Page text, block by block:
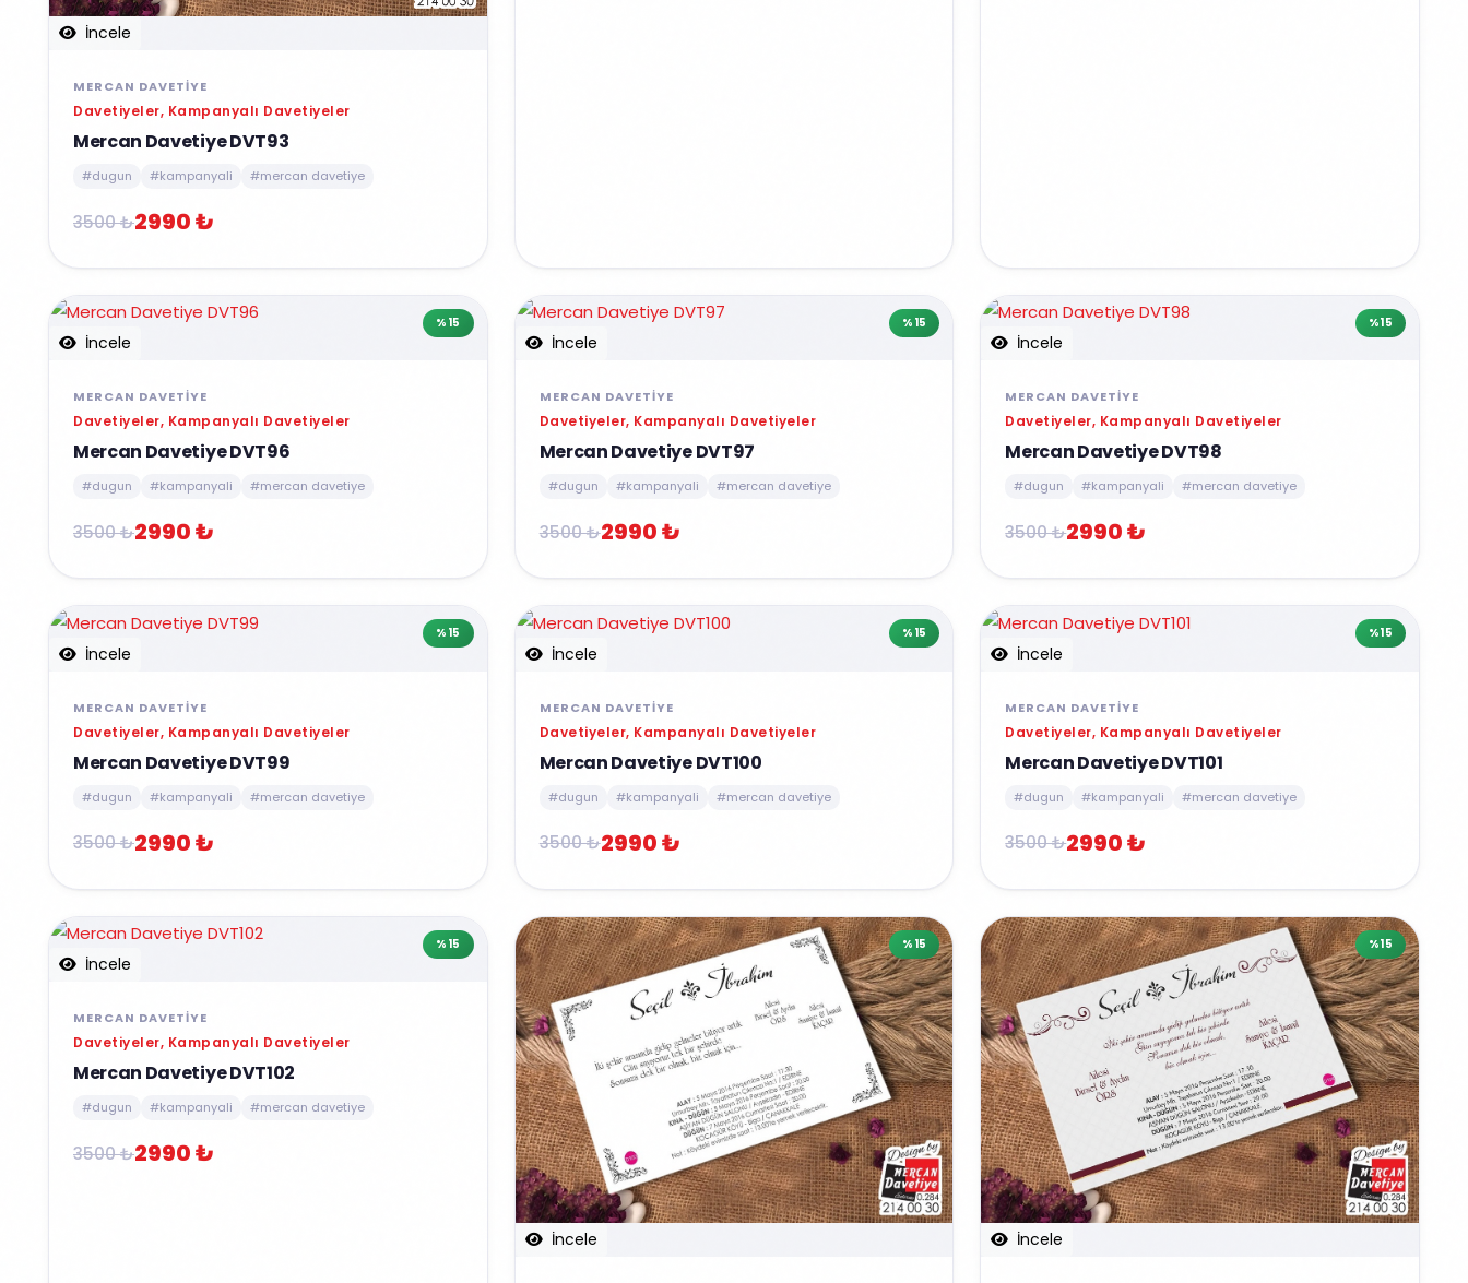
İncele
MERCAN DAVETIYE
Davetiyeler, Kampanyalı Davetiyeler
Mercan Davetiye DVT93
#dugun #kampanyali #mercan davetiye
3500 ₺2990 ₺
İncele
%15
MERCAN DAVETIYE
Davetiyeler, Kampanyalı Davetiyeler
Mercan Davetiye DVT96
#dugun #kampanyali #mercan davetiye
3500 ₺2990 ₺
İncele
%15
MERCAN DAVETIYE
Davetiyeler, Kampanyalı Davetiyeler
Mercan Davetiye DVT97
#dugun #kampanyali #mercan davetiye
3500 ₺2990 ₺
İncele
%15
MERCAN DAVETIYE
Davetiyeler, Kampanyalı Davetiyeler
Mercan Davetiye DVT98
#dugun #kampanyali #mercan davetiye
3500 ₺2990 ₺
İncele
%15
MERCAN DAVETIYE
Davetiyeler, Kampanyalı Davetiyeler
Mercan Davetiye DVT99
#dugun #kampanyali #mercan davetiye
3500 ₺2990 ₺
İncele
%15
MERCAN DAVETIYE
Davetiyeler, Kampanyalı Davetiyeler
Mercan Davetiye DVT100
#dugun #kampanyali #mercan davetiye
3500 ₺2990 ₺
İncele
%15
MERCAN DAVETIYE
Davetiyeler, Kampanyalı Davetiyeler
Mercan Davetiye DVT101
#dugun #kampanyali #mercan davetiye
3500 ₺2990 ₺
İncele
%15
MERCAN DAVETIYE
Davetiyeler, Kampanyalı Davetiyeler
Mercan Davetiye DVT102
#dugun #kampanyali #mercan davetiye
3500 ₺2990 ₺
İncele
%15
İncele
%15